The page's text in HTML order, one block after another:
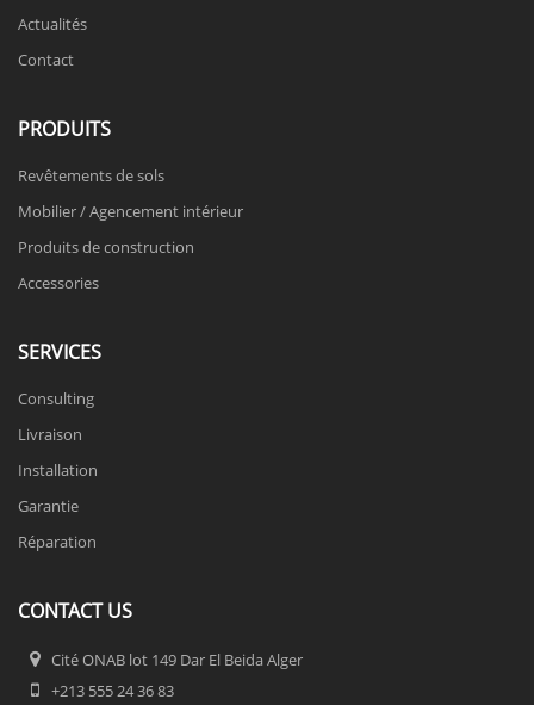
Actualités
Contact
PRODUITS
Revêtements de sols
Mobilier / Agencement intérieur
Produits de construction
Accessories
SERVICES
Consulting
Livraison
Installation
Garantie
Réparation
CONTACT US
Cité ONAB lot 149 Dar El Beida Alger
+213 555 24 36 83